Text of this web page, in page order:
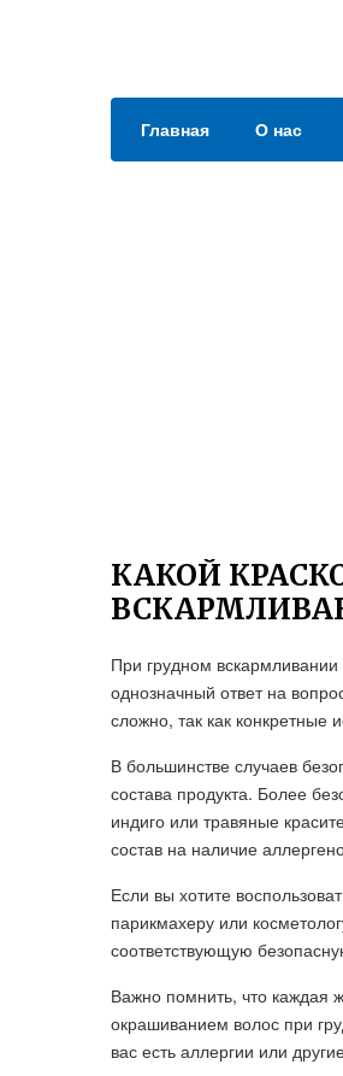
Главная О нас
КАКОЙ
При грудном
однозначный ответ на
сложно, так как конкретные
В большинстве случаев
состава продукта. Более
индиго или травяные
состав на наличие
Если вы хотите
парикмахеру или
соответствующую
Важно помнить, что каждая
окрашиванием волос при
вас есть аллергии или